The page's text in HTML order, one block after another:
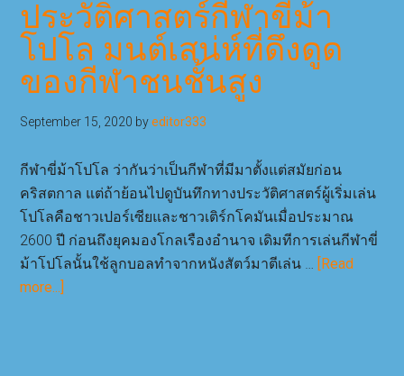
หรู
กิน
อยู่
สบาย
นิยาม
แตก
ต่าง
ของ
คน
รุ่น
ประวัติศาสตร์กีฬาขี่ม้า
โปโล มนต์เสน่ห์ที่ดึงดูด
ของกีฬาชนชั้นสูง
September 15, 2020 byeditor333
กีฬาขี่ม้าโปโล ว่ากันว่าเป็นกีฬาที่มีมาตั้งแต่สมัยก่อน
คริสตกาล แต่ถ้าย้อนไปดูบันทึกทางประวัติศาสตร์ผู้เริ่มเล่น
โปโลคือชาวเปอร์เซียและชาวเติร์กโคมันเมื่อประมาณ
2600 ปี ก่อนถึงยุคมองโกลเรืองอำนาจ เดิมทีการเล่นกีฬาขี่
ม้าโปโลนั้นใช้ลูกบอลทำจากหนังสัตว์มาตีเล่น … [Read
more...]